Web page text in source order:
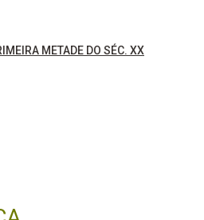
METADE DO SÉC. XX